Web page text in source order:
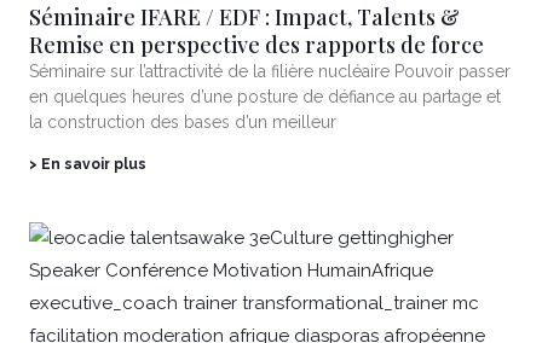
Séminaire IFARE / EDF : Impact, Talents &
Remise en perspective des rapports de force
Séminaire sur l’attractivité de la filière nucléaire Pouvoir passer
en quelques heures d’une posture de défiance au partage et
la construction des bases d’un meilleur
> En savoir plus